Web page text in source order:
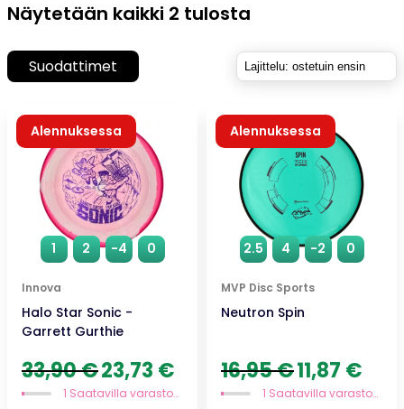
Näytetään kaikki 2 tulosta
Suodattimet
1 2 -4 0
Innova
Halo Star Sonic -
Garrett Gurthie
Alennuksessa
33,90€ Alkuperäinen
hinta
oli:
23,73 € Nykyinen
on:
1 Saatavilla varastossa
2.5 4 -2 0
MVP Disc Sports
Neutron Spin
Alennuksessa
16,95€ Alkuperäinen
hinta
oli:
11,87 €
on:
1 Saatavilla varastossa